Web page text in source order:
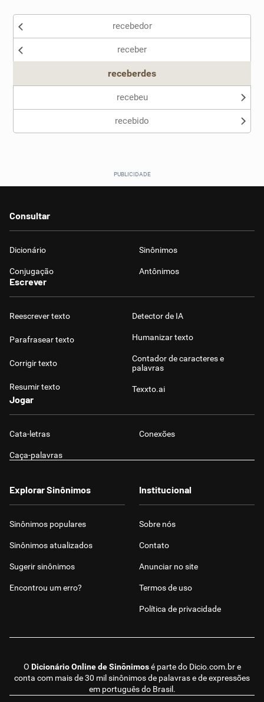
Nenhum dos sinônimos apresentados me ajudou
recebedor
receber
receberdes
recebeu
recebido
Consultar
Dicionário Sinônimos
Conjugação Antônimos
Escrever
Reescrever texto
Parafrasear texto
Corrigir texto
Resumir texto
Detector de IA
Humanizar texto
Contador de caracteres e
palavras
Texxto.ai
Jogar
Cata-letras Conexões
Caça-palavras
O Dicionário Online de Sinônimosé parte do Dicio.com.bre
conta com mais de 30 mil sinônimos de palavras e de expressões
em português do Brasil.
Explorar Sinônimos
Sinônimos populares
Sinônimos atualizados
Sugerir sinônimos
Encontrou um erro?
Institucional
Sobre nós
Contato
Anunciar no site
Termos de uso
Política de privacidade